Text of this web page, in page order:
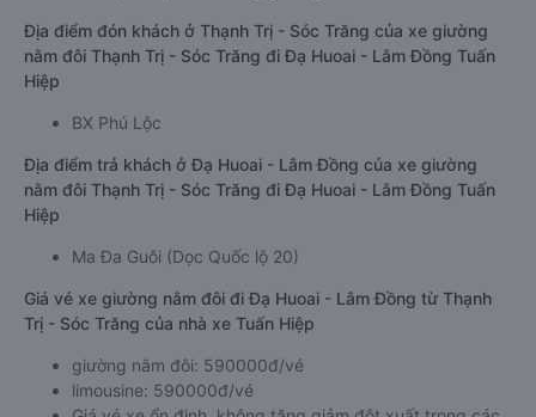
Địa điểm đón khách ở Thạnh Trị - Sóc Trăng của xe giường
nằm đôi Thạnh Trị - Sóc Trăng đi Đạ Huoai - Lâm Đồng Tuấn
Hiệp
BX Phú Lộc
Địa điểm trả khách ở Đạ Huoai - Lâm Đồng của xe giường
nằm đôi Thạnh Trị - Sóc Trăng đi Đạ Huoai - Lâm Đồng Tuấn
Hiệp
Ma Đa Guôi (Dọc Quốc lộ 20)
Giá vé xe giường nằm đôi đi Đạ Huoai - Lâm Đồng từ Thạnh
Trị - Sóc Trăng của nhà xe Tuấn Hiệp
giường nằm đôi: 590000đ/vé
limousine: 590000đ/vé